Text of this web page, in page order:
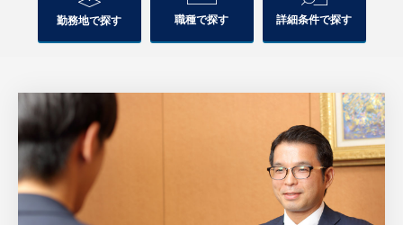
勤務地で探す 職種で探す 詳細条件で探す